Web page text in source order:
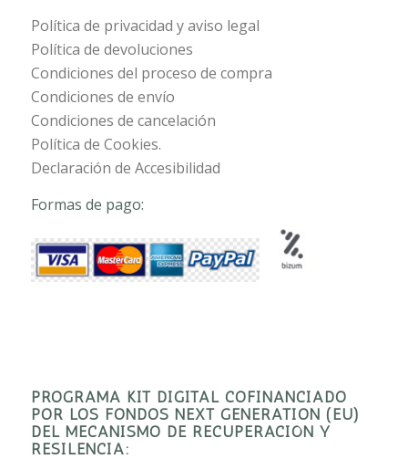
Política de privacidad y aviso legal
Política de devoluciones
Condiciones del proceso de compra
Condiciones de envío
Condiciones de cancelación
Política de Cookies.
Declaración de Accesibilidad
Formas de pago:
PROGRAMA KIT DIGITAL COFINANCIADO
POR LOS FONDOS NEXT GENERATION (EU)
DEL MECANISMO DE RECUPERACIÓN Y
RESILENCIA: